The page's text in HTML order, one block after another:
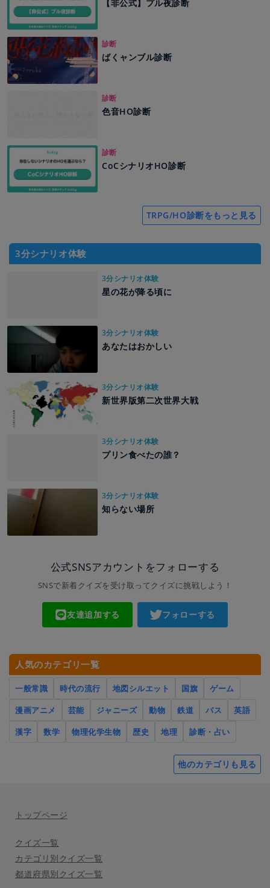
【非公式】プル夜診断
診断
ばくャンブル診断
診断
色音HO診断
診断
CoCシナリオHO診断
TRPG/HO診断をもっと見る
3分シナリオ体験
3分シナリオ体験
星の花が降る頃に
3分シナリオ体験
あなたはおかしい
3分シナリオ体験
新世界版第二次世界大戦
3分シナリオ体験
プリン食べたの誰？
3分シナリオ体験
知らない場所
公式SNSアカウントをフォローする
SNSで新着クイズを受け取ってクイズに挑戦しよう！
友達追加する フォローする
人気のカテゴリ一覧
一般常識 時代の流行 地図シルエット 国旗
ゲーム
漫画アニメ
芸能 ジャニーズ 動物 鉄道 バス
英語
漢字
数学 物理化学生物 歴史 地理 診断・占い
他のカテゴリも見る
トップページ
クイズ一覧
カテゴリ別クイズ一覧
都道府県別クイズ一覧